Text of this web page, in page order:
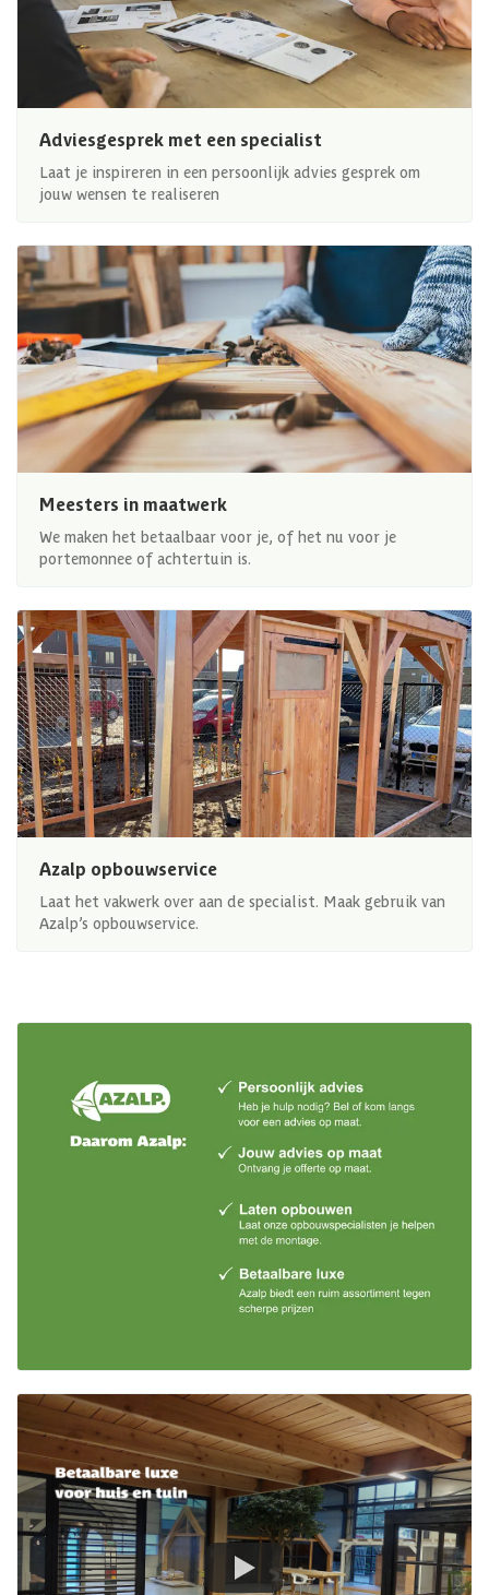
Adviesgesprek met een specialist
Laat je inspireren in een persoonlijk advies gesprek om
jouw wensen te realiseren
Meesters in maatwerk
We maken het betaalbaar voor je, of het nu voor je
portemonnee of achtertuin is.
Azalp opbouwservice
Laat het vakwerk over aan de specialist. Maak gebruik van
Azalp’s opbouwservice.